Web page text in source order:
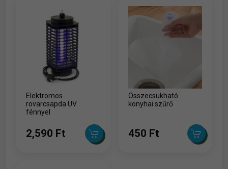
Elektromos
rovarcsapda UV
fénnyel
2,590 Ft
Összecsukható
konyhai szűrő
450 Ft